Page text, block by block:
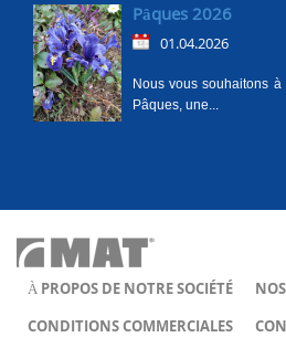
Pâques 2026
01.04.2026
Nous vous souhaitons
Pâques, une...
À PROPOS DE NOTRE SOCIÉTÉ
CONDITIONS COMMERCIALES